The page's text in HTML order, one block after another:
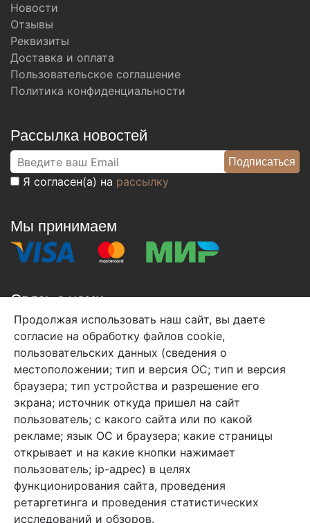
Новости
Отзывы
Реквизиты
Доставка и оплата
Пользовательское соглашение
Политика конфиденциальности
Рассылка новостей
Я согласен(а) на рассылку
Мы принимаем
Связь с нами
+7 (495) 933-38-08
info@arben-textile.ru- оптовые продажи
Арбен текстиль г. Щелково, пер.
1-й Советский д.25, владение 2.
Мы в соц. сетях
Продолжая использовать наш сайт, вы даете
согласие на обработку файлов cookie,
пользовательских данных (сведения о
местоположении; тип и версия ОС; тип и версия
браузера; тип устройства и разрешение его
экрана; источник откуда пришел на сайт
пользователь; с какого сайта или по какой
рекламе; язык ОС и браузера; какие страницы
открывает и на какие кнопки нажимает
пользователь; ip-адрес) в целях
функционирования сайта, проведения
ретаргетинга и проведения статистических
исследований и обзоров.